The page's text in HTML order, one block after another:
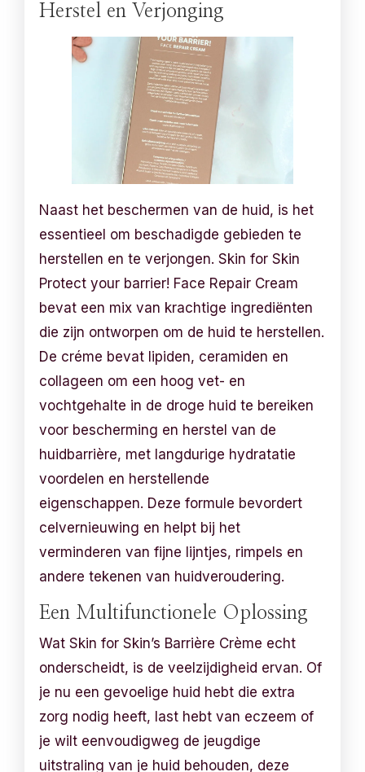
Herstel en Verjonging
Naast het beschermen van de huid, is het
essentieel om beschadigde gebieden te
herstellen en te verjongen. Skin for Skin
Protect your barrier! Face Repair Cream
bevat een mix van krachtige ingrediënten
die zijn ontworpen om de huid te herstellen.
De créme bevat lipiden, ceramiden en
collageen om een hoog vet- en
vochtgehalte in de droge huid te bereiken
voor bescherming en herstel van de
huidbarrière, met langdurige hydratatie
voordelen en herstellende
eigenschappen. Deze formule bevordert
celvernieuwing en helpt bij het
verminderen van fijne lijntjes, rimpels en
andere tekenen van huidveroudering.
Een Multifunctionele Oplossing
Wat Skin for Skin’s Barrière Crème echt
onderscheidt, is de veelzijdigheid ervan. Of
je nu een gevoelige huid hebt die extra
zorg nodig heeft, last hebt van eczeem of
je wilt eenvoudigweg de jeugdige
uitstraling van je huid behouden, deze